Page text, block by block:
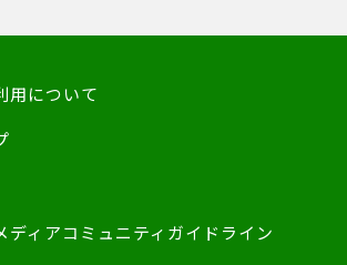
用について
ディアコミュニティガイドライン